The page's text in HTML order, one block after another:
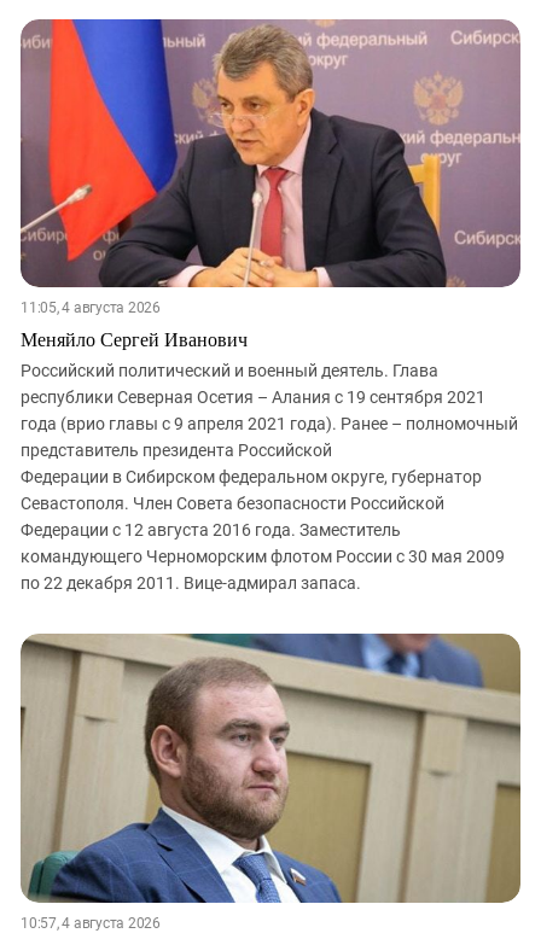
11:05, 4 августа 2026
Меняйло Сергей Иванович
Российский политический и военный деятель. Глава
республики Северная Осетия – Алания с 19 сентября 2021
года (врио главы с 9 апреля 2021 года). Ранее – полномочный
представитель президента Российской
Федерации в Сибирском федеральном округе, губернатор
Севастополя. Член Совета безопасности Российской
Федерации с 12 августа 2016 года. Заместитель
командующего Черноморским флотом России с 30 мая 2009
по 22 декабря 2011. Вице-адмирал запаса.
10:57, 4 августа 2026